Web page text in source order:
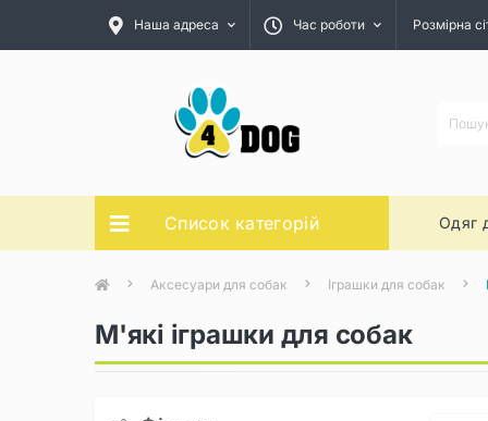
Наша адреса Час роботи Розмірна
Список категорій Одяг
Аксесуари для собак Іграшки для собак
М'які іграшки для собак